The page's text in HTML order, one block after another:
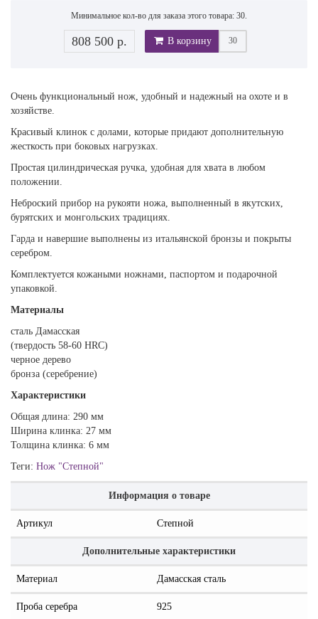
Минимальное кол-во для заказа этого товара: 30.
808 500 р. В корзину
Очень функциональный нож, удобный и надежный на охоте и в
хозяйстве.
Красивый клинок с долами, которые придают дополнительную
жесткость при боковых нагрузках.
Простая цилиндрическая ручка, удобная для хвата в любом
положении.
Неброский прибор на рукояти ножа, выполненный в якутских,
бурятских и монгольских традициях.
Гарда и навершие выполнены из итальянской бронзы и покрыты
серебром.
Комплектуется кожаными ножнами, паспортом и подарочной
упаковкой.
Материалы
сталь Дамасская
(твердость 58-60 HRC)
черное дерево
бронза (серебрение)
Характеристики
Общая длина: 290 мм
Ширина клинка: 27 мм
Толщина клинка: 6 мм
Теги: Нож "Степной"
Информация о товаре
Артикул Степной
Дополнительные характеристики
Материал Дамасская сталь
Проба серебра 925